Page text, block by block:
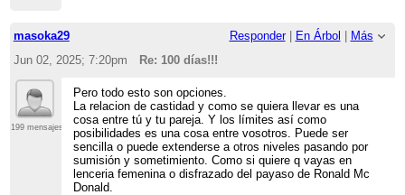
masoka29 Responder| En Árbol
Más
Jun 02, 2025; 7:20pm
Re: 100 días!!!
199 mensajes
Pero todo esto son opciones.
La relacion de castidad y como se quiera llevar es una
cosa entre tú y tu pareja. Y los límites así como
posibilidades es una cosa entre vosotros. Puede ser
sencilla o puede extenderse a otros niveles pasando por
sumisión y sometimiento. Como si quiere q vayas en
lenceria femenina o disfrazado del payaso de Ronald Mc
Donald.